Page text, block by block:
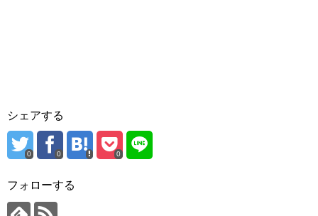
シェアする
0 0 0
フォローする